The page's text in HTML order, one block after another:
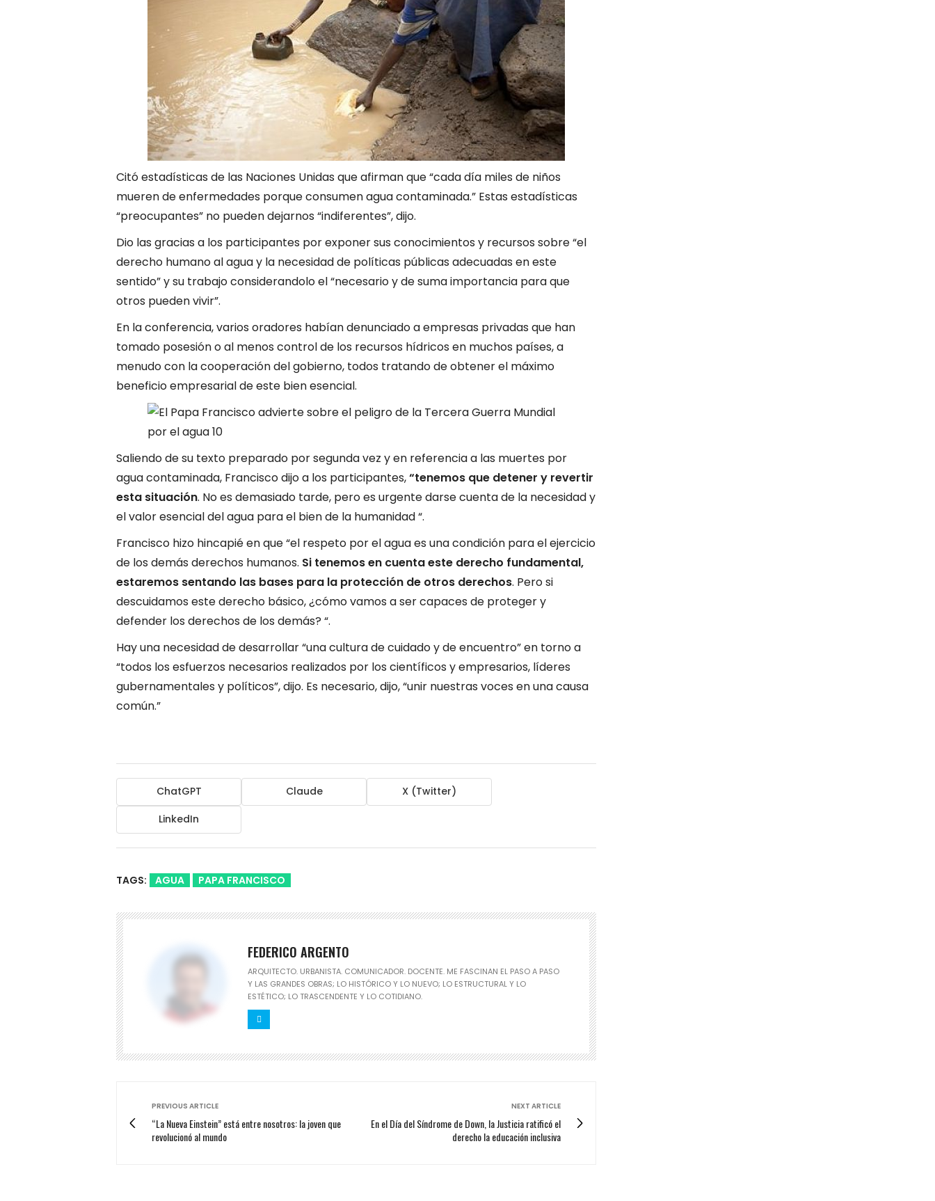
Citó estadísticas de las Naciones Unidas que afirman que “cada día miles de niños
mueren de enfermedades porque consumen agua contaminada.” Estas estadísticas
“preocupantes” no pueden dejarnos “indiferentes”, dijo.
Dio las gracias a los participantes por exponer sus conocimientos y recursos sobre “el
derecho humano al agua y la necesidad de políticas públicas adecuadas en este
sentido” y su trabajo considerandolo el “necesario y de suma importancia para que
otros pueden vivir”.
En la conferencia, varios oradores habían denunciado a empresas privadas que han
tomado posesión o al menos control de los recursos hídricos en muchos países, a
menudo con la cooperación del gobierno, todos tratando de obtener el máximo
beneficio empresarial de este bien esencial.
Saliendo de su texto preparado por segunda vez y en referencia a las muertes por
agua contaminada, Francisco dijo a los participantes,“tenemos que detener y revertir
esta situación. No es demasiado tarde, pero es urgente darse cuenta de la necesidad y
el valor esencial del agua para el bien de la humanidad “.
Francisco hizo hincapié en que “el respeto por el agua es una condición para el ejercicio
de los demás derechos humanos. Si tenemos en cuenta este derecho fundamental,
estaremos sentando las bases para la protección de otros derechos. Pero si
descuidamos este derecho básico, ¿cómo vamos a ser capaces de proteger y
defender los derechos de los demás? “.
Hay una necesidad de desarrollar “una cultura de cuidado y de encuentro” en torno a
“todos los esfuerzos necesarios realizados por los científicos y empresarios, líderes
gubernamentales y políticos”, dijo. Es necesario, dijo, “unir nuestras voces en una causa
común.”
ChatGPT Claude
X (Twitter)
LinkedIn
TAGS: AGUA PAPA FRANCISCO
FEDERICO ARGENTO
ARQUITECTO. URBANISTA. COMUNICADOR. DOCENTE. ME FASCINAN EL PASO A PASO
Y LAS GRANDES OBRAS; LO HISTÓRICO Y LO NUEVO; LO ESTRUCTURAL Y LO
ESTÉTICO; LO TRASCENDENTE Y LO COTIDIANO.
PREVIOUS ARTICLE
“La Nueva Einstein” está entre nosotros: la joven que
revolucionó al mundo
NEXT ARTICLE
En el Día del Síndrome de Down, la Justicia ratificó el
derecho la educación inclusiva